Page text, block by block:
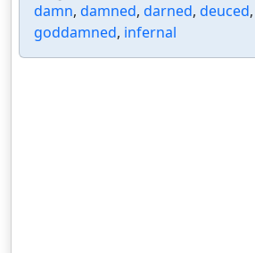
damn, damned, darned, deuced,
goddamned, infernal